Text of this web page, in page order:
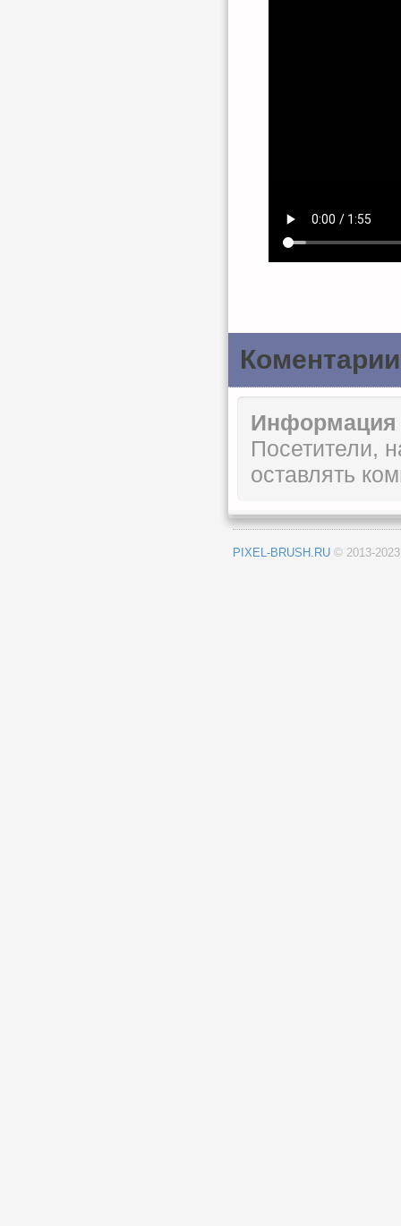
Коментарии
Информация
Посетители,
оставлять
PIXEL-BRUSH.RU © 2013-